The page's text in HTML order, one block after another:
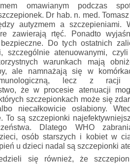
omawianym podczas
Dr hab. n. med.
autyzmem a
zawierają rtęć. Ponadto
Do tych ostatnich
szczególnie atenuowanymi,
warunkach mają
ale namnażają się w
lecz z
że w procesie atenuacji
szczepionkach może się
niecałkowicie osłabiony.
To są szczepionki
Dlatego WHO
osób starszych i kobiet w
u dzieci nadal są szczepionki
się również, że